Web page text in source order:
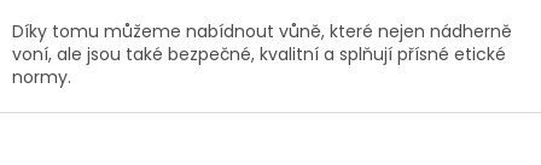
Díky tomu můžeme nabídnout vůně, které nejen nádherně
voní, ale jsou také bezpečné, kvalitní a splňují přísné etické
normy.
Z